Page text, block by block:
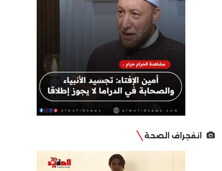
انفجراف الصحة